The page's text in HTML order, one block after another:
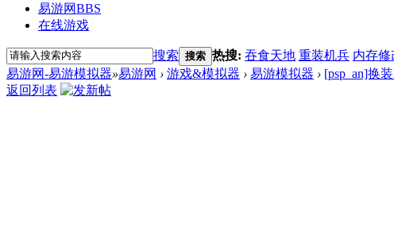
易游网BBS
在线游戏
搜索 搜索 热搜: 吞食天地 重装机兵 内存修
易游网-易游模拟器»易游网 › 游戏&模拟器 › 易游模拟器 › [psp_an]换
返回列表